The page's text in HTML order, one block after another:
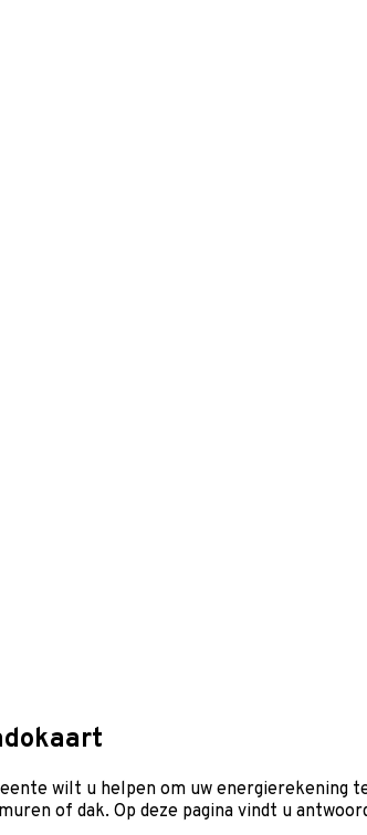
wilt u helpen om uw
of dak. Op deze pagina vindt u